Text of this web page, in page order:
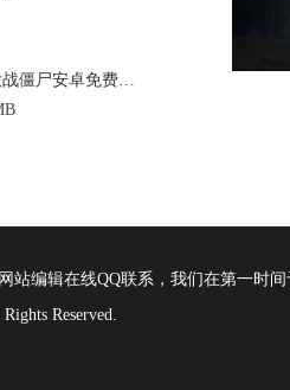
编辑在线QQ联系，我们在第一时间
Reserved.